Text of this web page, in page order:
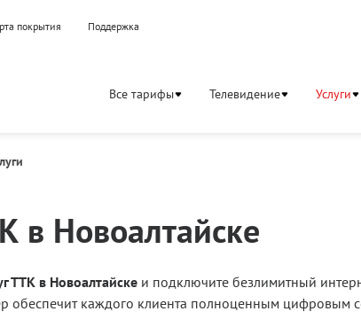
покрытия Поддержка
Все тарифы Телевидение Услуги
в Новоалтайске
ТТК в Новоалтайске и подключите безлимитный
обеспечит каждого клиента полноценным цифровым